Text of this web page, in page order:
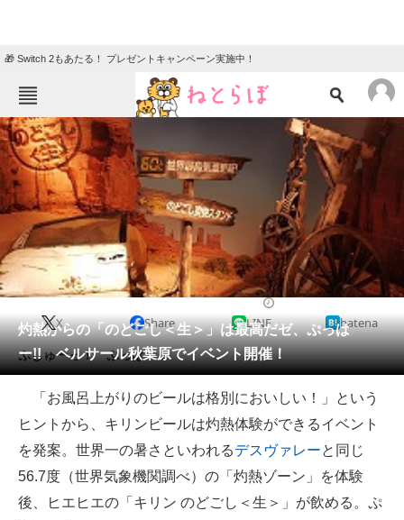
🎁 Switch 2もあたる！ プレゼントキャンペーン実施中！
ねとらぼメニュー
TOP
エンタメ クイズ
グルメ 地域
住まい 教育・育児
動物 リサーチ
会員記事
メディア
注目記事を集めた総合ページ
ITの今と未来を見通す
スマホと通信の最新トレンド
灼熱からの「のどごし＜生＞」は最高だゼ、ぷっは
ー!! ベルサール秋葉原でイベント開催！
X Share LINE hatena
ぷしゅーっ！ ぷっはー！
「お風呂上がりのビールは格別においしい！」という
ヒントから、キリンビールは灼熱体験ができるイベント
を発案。世界一の暑さといわれるデスヴァレーと同じ
56.7度（世界気象機関調べ）の「灼熱ゾーン」を体験
後、ヒエヒエの「キリン のどごし＜生＞」が飲める。ぷ